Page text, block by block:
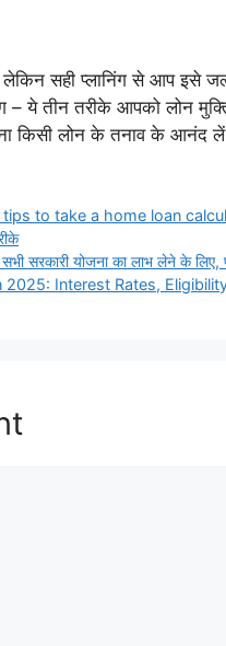
है, लेकिन सही प्लानिंग से आप
– ये तीन तरीके आपको लोन
किसी लोन के तनाव के आनंद
to take a home loan
सरकारी योजना का लाभ लेने के
2025: Interest Rates,